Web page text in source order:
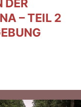
DER
– TEIL 2